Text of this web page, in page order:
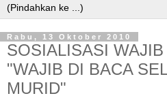
Rabu, 13 Oktober 2010
SOSIALISASI
"WAJIB DI BACA
MURID"